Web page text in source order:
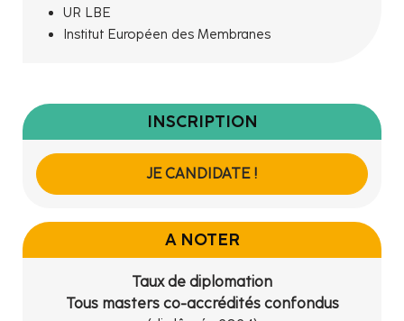
UR LBE
Institut Européen des Membranes
INSCRIPTION
JE CANDIDATE !
A NOTER
Taux de diplomation
Tous masters co-accrédités confondus